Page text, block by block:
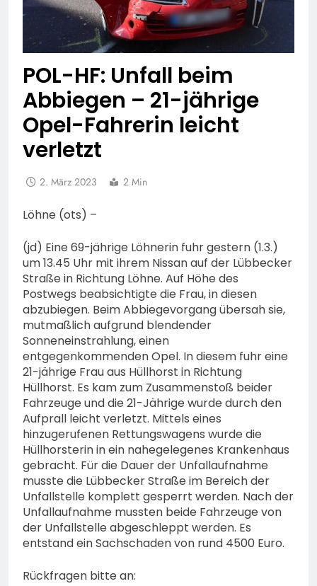
POL-HF: Unfall beim
Abbiegen – 21-jährige
Opel-Fahrerin leicht
verletzt
2. März 2023 2 Min
Löhne (ots) –
(jd) Eine 69-jährige Löhnerin fuhr gestern (1.3.)
um 13.45 Uhr mit ihrem Nissan auf der Lübbecker
Straße in Richtung Löhne. Auf Höhe des
Postwegs beabsichtigte die Frau, in diesen
abzubiegen. Beim Abbiegevorgang übersah sie,
mutmaßlich aufgrund blendender
Sonneneinstrahlung, einen
entgegenkommenden Opel. In diesem fuhr eine
21-jährige Frau aus Hüllhorst in Richtung
Hüllhorst. Es kam zum Zusammenstoß beider
Fahrzeuge und die 21-Jährige wurde durch den
Aufprall leicht verletzt. Mittels eines
hinzugerufenen Rettungswagens wurde die
Hüllhorsterin in ein nahegelegenes Krankenhaus
gebracht. Für die Dauer der Unfallaufnahme
musste die Lübbecker Straße im Bereich der
Unfallstelle komplett gesperrt werden. Nach der
Unfallaufnahme mussten beide Fahrzeuge von
der Unfallstelle abgeschleppt werden. Es
entstand ein Sachschaden von rund 4500 Euro.
Rückfragen bitte an: